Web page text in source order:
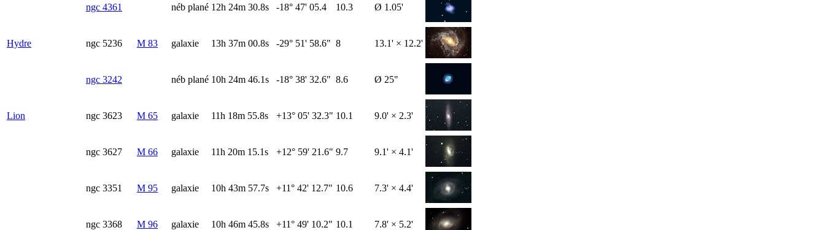
ngc 4361 néb plané 12h 24m 30.8s -18° 47' 05.4 10.3 Ø 1.05'
Hydre ngc 5236 M 83 galaxie 13h 37m 00.8s -29° 51' 58.6" 8 13.1' × 12.2'
ngc 3242 néb plané 10h 24m 46.1s -18° 38' 32.6" 8.6 Ø 25"
Lion ngc 3623 M 65 galaxie 11h 18m 55.8s +13° 05' 32.3" 10.1 9.0' × 2.3'
ngc 3627 M 66 galaxie 11h 20m 15.1s +12° 59' 21.6" 9.7 9.1' × 4.1'
ngc 3351 M 95 galaxie 10h 43m 57.7s +11° 42' 12.7" 10.6 7.3' × 4.4'
ngc 3368 M 96 galaxie 10h 46m 45.8s +11° 49' 10.2" 10.1 7.8' × 5.2'